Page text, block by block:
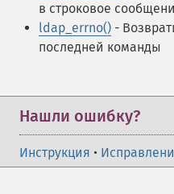
в строковое
ldap_errno() -
последней команды
Нашли ошибку?
Инструкция •